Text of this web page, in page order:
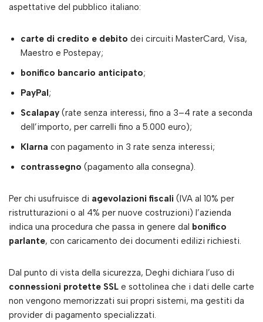
aspettative del pubblico italiano:
carte di credito e debito dei circuiti MasterCard, Visa,
Maestro e Postepay;
bonifico bancario anticipato;
PayPal;
Scalapay (rate senza interessi, fino a 3–4 rate a seconda
dell’importo, per carrelli fino a 5.000 euro);
Klarna con pagamento in 3 rate senza interessi;
contrassegno (pagamento alla consegna).
Per chi usufruisce di agevolazioni fiscali (IVA al 10% per
ristrutturazioni o al 4% per nuove costruzioni) l’azienda
indica una procedura che passa in genere dal bonifico
parlante, con caricamento dei documenti edilizi richiesti.
Dal punto di vista della sicurezza, Deghi dichiara l’uso di
connessioni protette SSL e sottolinea che i dati delle carte
non vengono memorizzati sui propri sistemi, ma gestiti da
provider di pagamento specializzati.